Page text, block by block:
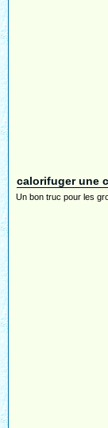
calorifuger une
Un bon truc pour les